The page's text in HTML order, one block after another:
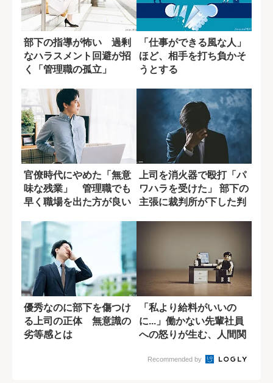
部下の指導が怖い 過剰
なハラスメント回避が招
く「管理職の孤立」
「仕事ができる風な人」
ほど、相手を打ち負かそ
うとする
官僚時代にやめた「無意
味な残業」 管理職でも
早く職場を出た方が良い
上司を消火器で殴打「パ
ワハラを受けた」 部下の
主張に裁判所が下した判
優秀なのに部下を傷つけ
る上司の正体 無意識の
劣等感とは
「私より給料がいいの
に...」働かない先輩社員
への怒りが生む、人間関
Recommended by